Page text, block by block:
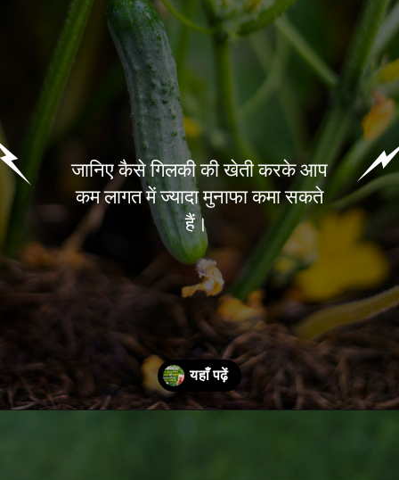
जानिए कैसे गिलकी की खेती करके आप
कम लागत में ज्यादा मुनाफा कमा सकते
हैं।